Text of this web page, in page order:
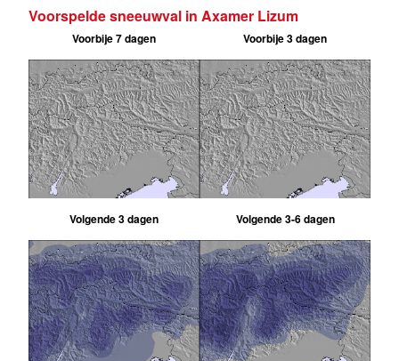
Voorspelde sneeuwval in Axamer Lizum
Voorbije 7 dagen Voorbije 3 dagen
Volgende 3 dagen Volgende 3-6 dagen